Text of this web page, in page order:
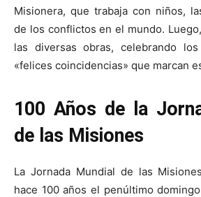
Misionera, que trabaja con niños,
de los conflictos en el mundo.
las diversas obras, celebrando
«felices coincidencias» que marcan
100 Años de la
de las Misiones
La Jornada Mundial de las
hace 100 años el penúltimo